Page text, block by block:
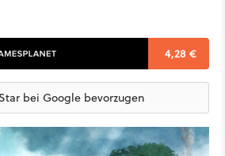
4,28 €
bei Google bevorzugen